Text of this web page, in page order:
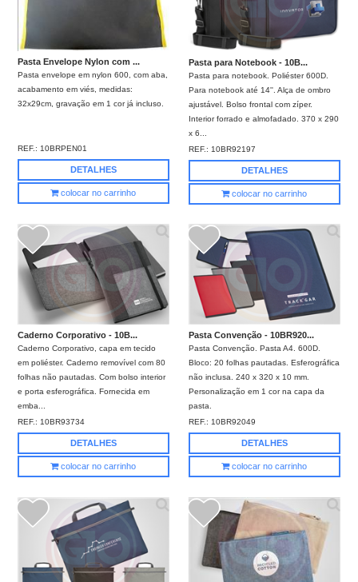
Pasta Envelope Nylon com ...
Pasta envelope em nylon 600, com aba,
acabamento em viés, medidas:
32x29cm, gravação em 1 cor já incluso.
REF.: 10BRPEN01
DETALHES
colocar no carrinho
Pasta para Notebook - 10B...
Pasta para notebook. Poliéster 600D.
Para notebook até 14''. Alça de ombro
ajustável. Bolso frontal com zíper.
Interior forrado e almofadado. 370 x 290
x 6...
REF.: 10BR92197
DETALHES
colocar no carrinho
Caderno Corporativo - 10B...
Caderno Corporativo, capa em tecido
em poliéster. Caderno removível com 80
folhas não pautadas. Com bolso interior
e porta esferográfica. Fornecida em
emba...
REF.:10BR93734
DETALHES
colocar no carrinho
Pasta Convenção - 10BR920...
Pasta Convenção. Pasta A4. 600D.
Bloco: 20 folhas pautadas. Esferográfica
não inclusa. 240 x 320 x 10 mm.
Personalização em 1 cor na capa da
pasta.
REF.:10BR92049
DETALHES
colocar no carrinho